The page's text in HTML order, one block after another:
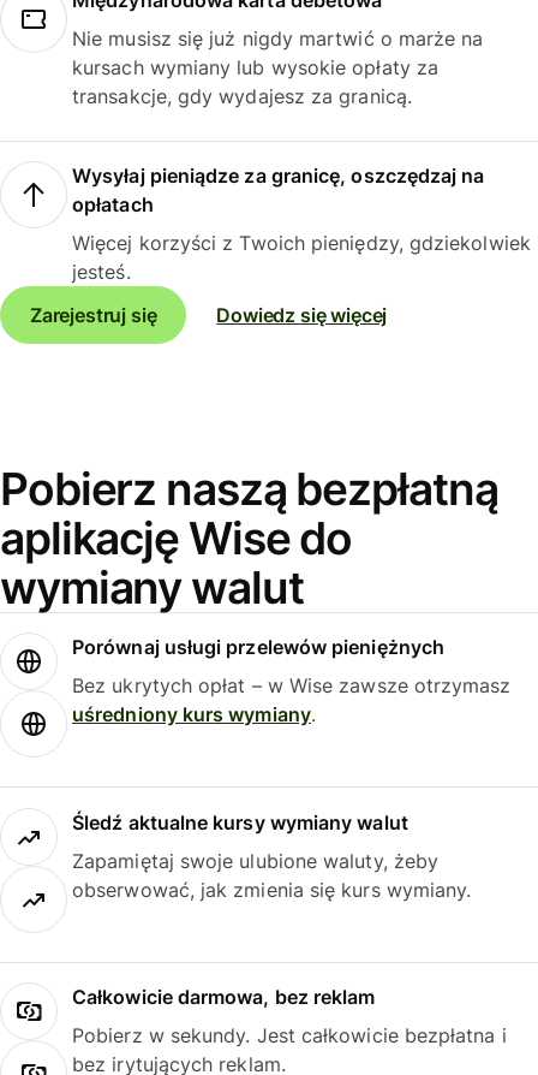
Nie musisz się już nigdy martwić o marże na
kursach wymiany lub wysokie opłaty za
transakcje, gdy wydajesz za granicą.
Wysyłaj pieniądze za granicę, oszczędzaj na
opłatach
Więcej korzyści z Twoich pieniędzy, gdziekolwiek
jesteś.
Zarejestruj się
Dowiedz się więcej
Pobierz naszą bezpłatną
aplikację Wise do
wymiany walut
Porównaj usługi przelewów pieniężnych
Bez ukrytych opłat – w Wise zawsze otrzymasz
uśredniony kurs wymiany.
Śledź aktualne kursy wymiany walut
Zapamiętaj swoje ulubione waluty, żeby
obserwować, jak zmienia się kurs wymiany.
Całkowicie darmowa, bez reklam
Pobierz w sekundy. Jest całkowicie bezpłatna i
bez irytujących reklam.